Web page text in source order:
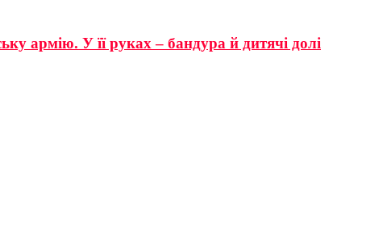
армію. У її руках – бандура й дитячі долі